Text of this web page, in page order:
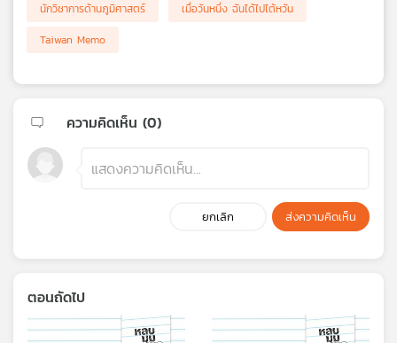
นักวิชาการด้านภูมิศาสตร์
เมื่อวันหนึ่ง ฉันได้ไปไต้หวัน
Taiwan Memo
ความคิดเห็น (0)
ยกเลิก ส่งความคิดเห็น
ตอนถัดไป